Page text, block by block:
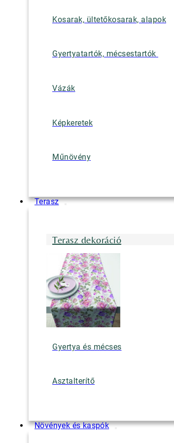
Kosarak, ültetőkosarak, alapok
Gyertyatartók, mécsestartók
Vázák
Képkeretek
Műnövény
Terasz
Terasz dekoráció
Gyertya és mécses
Asztalterítő
Növények és kaspók